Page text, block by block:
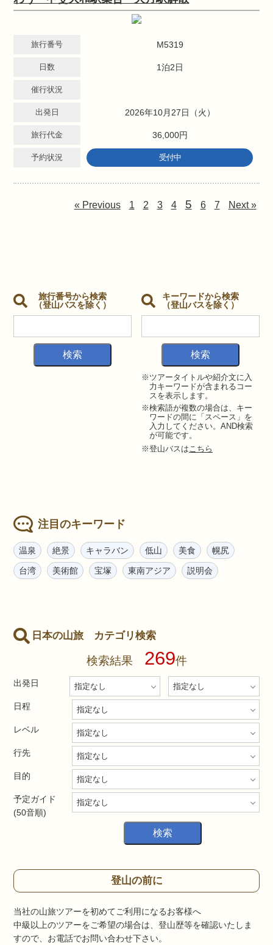
旅行番号から検索
（登山バスを除く）
キーワードから検索
（登山バスを除く）
※ツアータイトルや紹介文に入
力キーワードが含まれるコー
スを表示します。
※検索語が複数の場合は、キー
ワードの間に「スペース」を
入力してください。AND検索
が可能です。
※登山バスは こちら
注目のキーワード
温泉 絶景 キャラバン 低山 美食 幌尻
台湾 美術館 宝塚 東南アジア 説明会
日本の山旅 カテゴリ検索
検索結果 269件
出発日
日程
レベル
行先
目的
予定ガイド
(50音順)
登山の前に
当社の山旅ツアーを初めてご利用になるお客様へ
中級以上のツアーをご希望の場合は、登山歴等を確認いたしま
すので、お電話でお問い合わせ下さい。
旅行番号 M5319
日数 1泊2日
催行状況
出発日 2026年10月27日（火）
旅行代金 36,000円
予約状況 受付中
« Previous 1 2 3 4 5 6 7 Next »